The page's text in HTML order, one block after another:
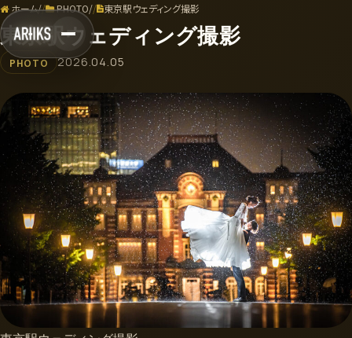
ホーム/ PHOTO/ 東京駅ウェディング撮影
東京駅ウェディング撮影
PHOTO 2026.04.05